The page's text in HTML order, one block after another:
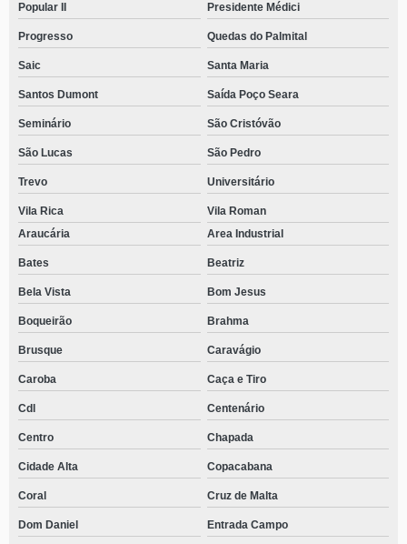
Popular II Presidente Médici
Progresso Quedas do Palmital
Saic Santa Maria
Santos Dumont Saída Poço Seara
Seminário São Cristóvão
São Lucas São Pedro
Trevo Universitário
Vila Rica
Vila Roman
Araucária
Area Industrial
Bates Beatriz
Bela Vista Bom Jesus
Boqueirão Brahma
Brusque Caravágio
Caroba Caça e Tiro
Cdl Centenário
Centro Chapada
Cidade Alta Copacabana
Coral Cruz de Malta
Dom Daniel Entrada Campo